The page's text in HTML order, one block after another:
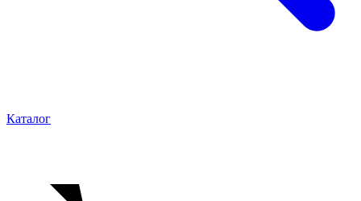
Каталог